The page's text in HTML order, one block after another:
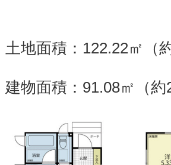
土地面積：122.22㎡（
建物面積：91.08㎡（約